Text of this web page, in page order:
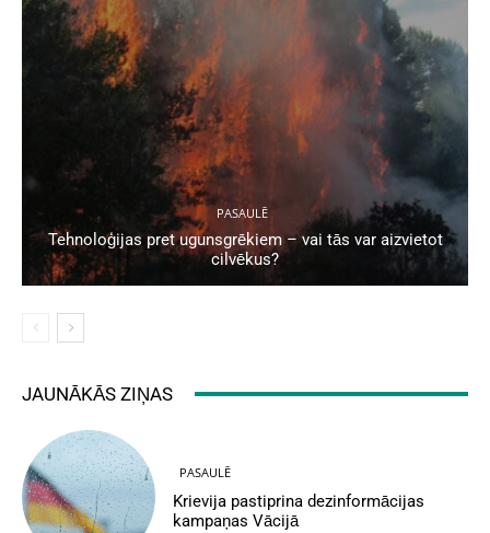
PASAULĒ
Tehnoloģijas pret ugunsgrēkiem – vai tās var aizvietot
cilvēkus?
JAUNĀKĀS ZIŅAS
PASAULĒ
Krievija pastiprina dezinformācijas
kampaņas Vācijā